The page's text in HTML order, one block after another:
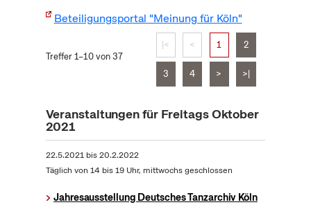
Beteiligungsportal "Meinung für Köln"
Treffer 1–10 von 37
|< < 1 2
3 4 > >|
Veranstaltungen für Freitags Oktober
2021
22.5.2021bis20.2.2022
Täglich von 14 bis 19 Uhr, mittwochs geschlossen
Jahresausstellung Deutsches Tanzarchiv Köln